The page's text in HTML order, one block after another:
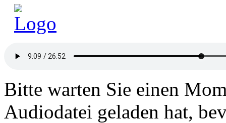
Bitte warten Sie einen
Audiodatei geladen hat,